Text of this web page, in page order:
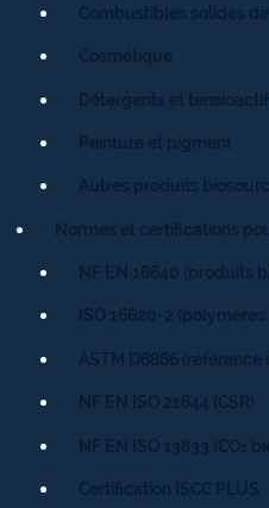
Combustibles solides
Cosmétique
Détergents et
Peinture et pigment
Autres produits
Normes et certifications
NF EN 16640 (produits
ISO 16620-2
ASTM D6866 (référence
NF EN ISO 21644 (CSR)
NF EN ISO 13833 (CO₂
Certification ISCC PLUS